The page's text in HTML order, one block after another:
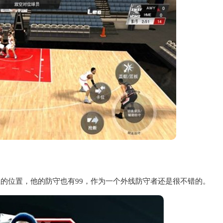
位置，他的防守也有99，作为一个外线防守者还是很不错的。